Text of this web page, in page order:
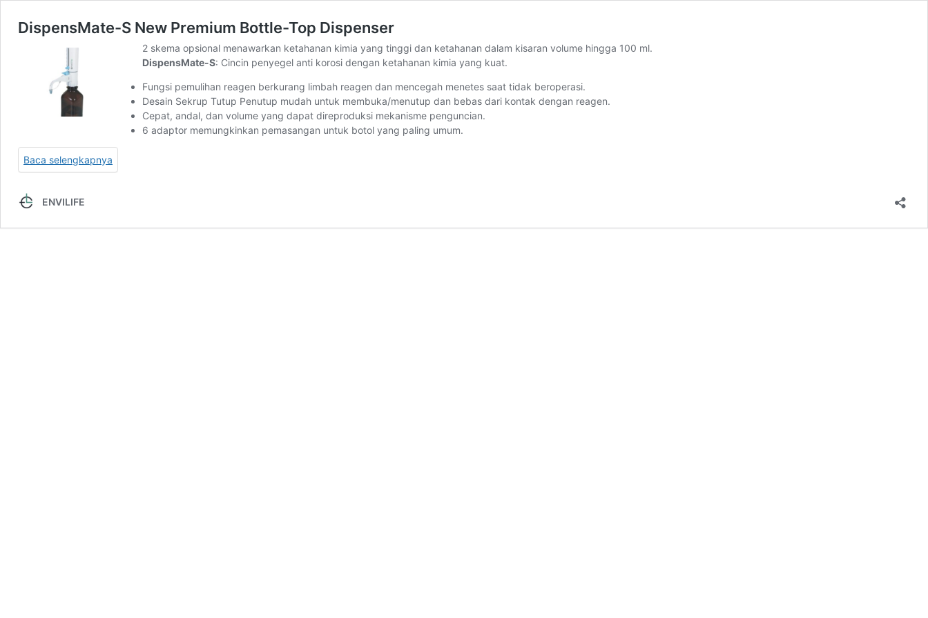
DispensMate-S New Premium Bottle-Top Dispenser
2 skema opsional menawarkan ketahanan kimia yang tinggi dan ketahanan dalam kisaran volume hingga 100 ml.
DispensMate-S: Cincin penyegel anti korosi dengan ketahanan kimia yang kuat.
Fungsi pemulihan reagen berkurang limbah reagen dan mencegah menetes saat tidak beroperasi.
Desain Sekrup Tutup Penutup mudah untuk membuka/menutup dan bebas dari kontak dengan reagen.
Cepat, andal, dan volume yang dapat direproduksi mekanisme penguncian.
6 adaptor memungkinkan pemasangan untuk botol yang paling umum.
Baca selengkapnya
ENVILIFE